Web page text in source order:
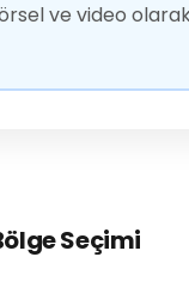
ve video
Seçimi